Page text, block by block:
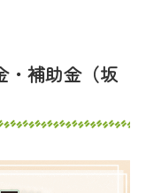
・補助金（坂